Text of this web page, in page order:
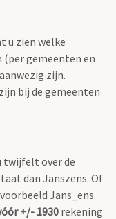
u zien welke
gemeenten en
zijn.
bij de gemeenten
twijfelt over de
dan Janszens. Of
Jans_ens.
+/- 1930rekening